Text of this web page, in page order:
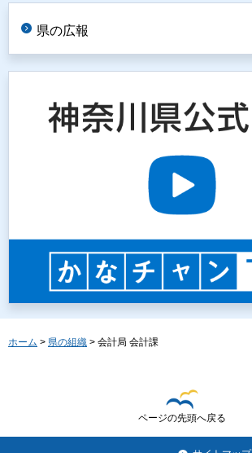
県の広報
ホーム > 県の組織 > 会計局 会計課
ページの先頭へ戻る